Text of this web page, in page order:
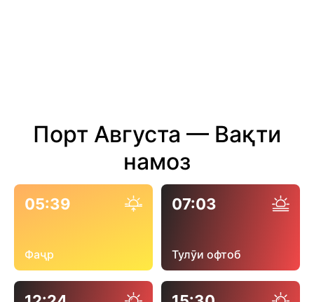
Порт Августа — Вақти
намоз
05:39
Фаҷр
07:03
Тулӯи офтоб